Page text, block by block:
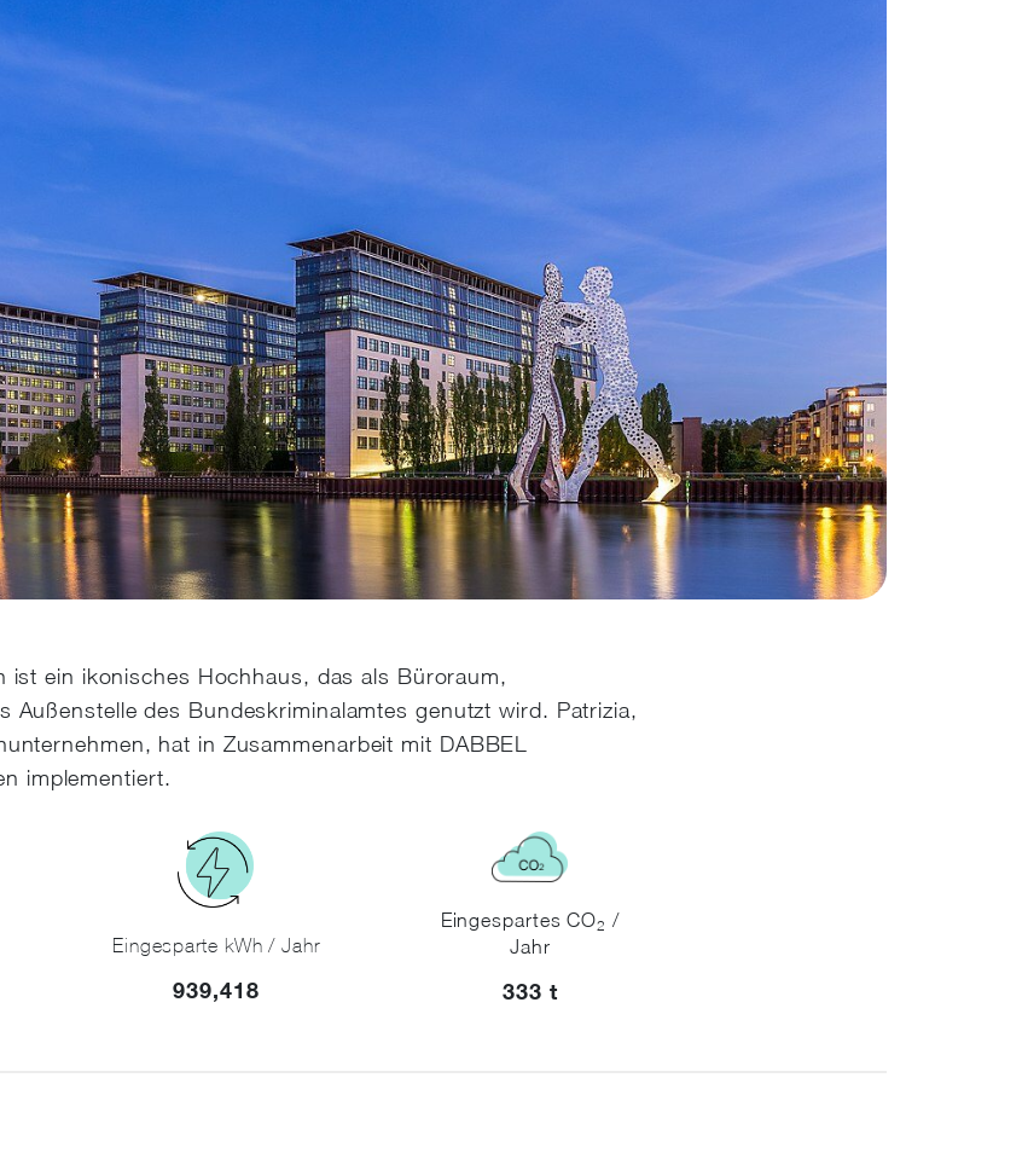
ist ein ikonisches Hochhaus, das als Büroraum,
Außenstelle des Bundeskriminalamtes genutzt wird. Patrizia,
hat in Zusammenarbeit mit DABBEL
implementiert.
Eingesparte kWh / Jahr
939,418
Eingespartes CO2 /
Jahr
333 t